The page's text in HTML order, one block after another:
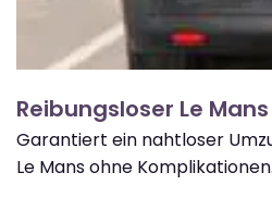
Reibungsloser Le
Garantiert ein nahtloser
Le Mans ohne Komplikationen.